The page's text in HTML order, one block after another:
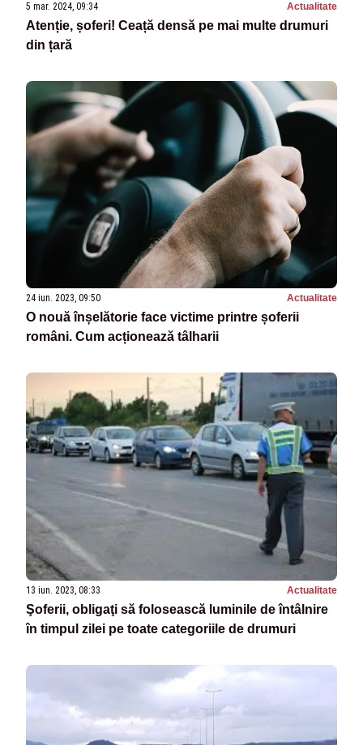
5 mar. 2024, 09:34 Actualitate
Atenție, șoferi! Ceață densă pe mai multe drumuri
din țară
24 iun. 2023, 09:50 Actualitate
O nouă înșelătorie face victime printre șoferii
români. Cum acționează tâlharii
13 iun. 2023, 08:33 Actualitate
Şoferii, obligaţi să folosească luminile de întâlnire
în timpul zilei pe toate categoriile de drumuri